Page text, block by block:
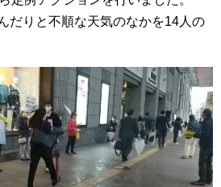
だりと不順な天気のなかを14人の